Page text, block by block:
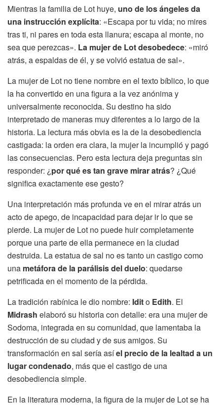
Mientras la familia de Lot huye, uno de los ángeles da
una instrucción explícita: «Escapa por tu vida; no mires
tras ti, ni pares en toda esta llanura; escapa al monte, no
sea que perezcas». La mujer de Lot desobedece: «miró
atrás, a espaldas de él, y se volvió estatua de sal».
La mujer de Lot no tiene nombre en el texto bíblico, lo que
la ha convertido en una figura a la vez anónima y
universalmente reconocida. Su destino ha sido
interpretado de maneras muy diferentes a lo largo de la
historia. La lectura más obvia es la de la desobediencia
castigada: la orden era clara, la mujer la incumplió y pagó
las consecuencias. Pero esta lectura deja preguntas sin
responder: ¿por qué es tan grave mirar atrás? ¿Qué
significa exactamente ese gesto?
Una interpretación más profunda ve en el mirar atrás un
acto de apego, de incapacidad para dejar ir lo que se
pierde. La mujer de Lot no puede huir completamente
porque una parte de ella permanece en la ciudad
destruida. La estatua de sal no es tanto un castigo como
una metáfora de la parálisis del duelo: quedarse
petrificada en el momento de la pérdida.
La tradición rabínica le dio nombre: Idito Edith. El
Midrash elaboró su historia con detalle: era una mujer de
Sodoma, integrada en su comunidad, que lamentaba la
destrucción de su ciudad y de sus amigos. Su
transformación en sal sería asíel precio de la lealtad a un
lugar condenado, más que el castigo de una
desobediencia simple.
En la literatura moderna, la figura de la mujer de Lot se ha